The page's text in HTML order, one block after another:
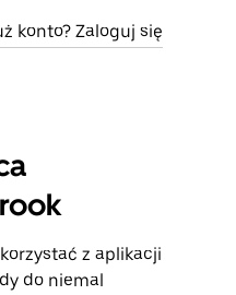
konto? Zaloguj się
z aplikacji
do niemal